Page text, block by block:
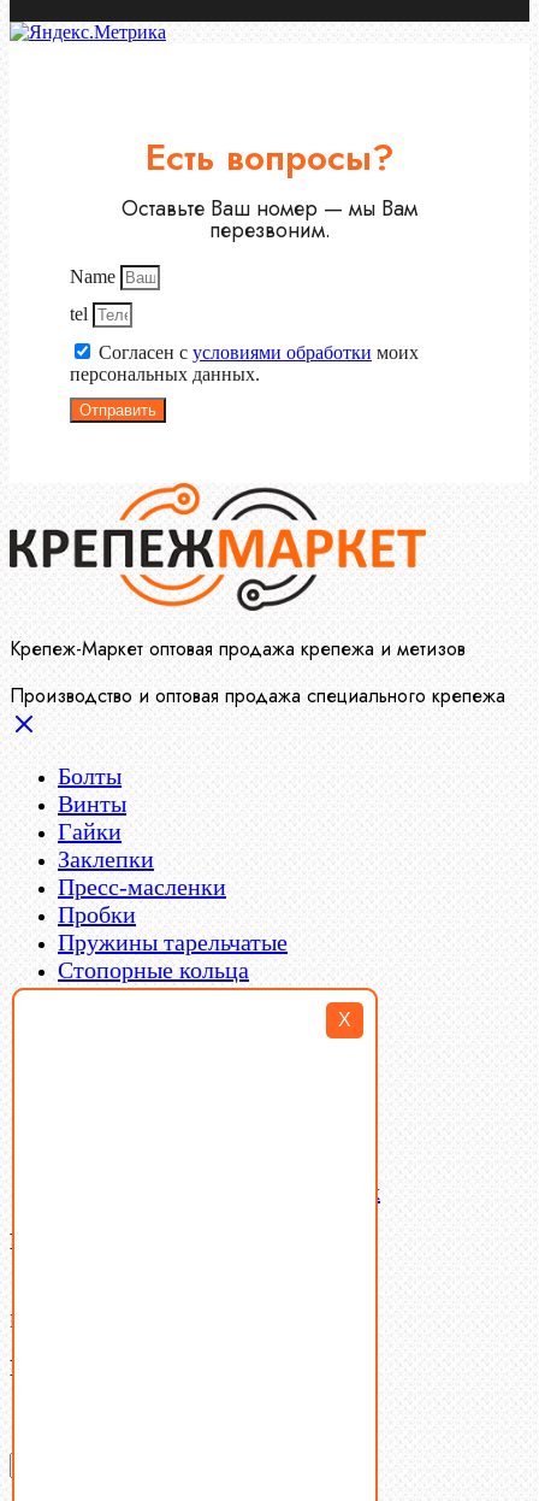
X
Есть вопросы?
Оставьте Ваш номер — мы Вам
перезвоним.
Name
tel
Согласен с условиями обработки моих
персональных данных.
Отправить
Крепеж-Маркет оптовая продажа крепежа и метизов
Производство и оптовая продажа специального крепежа
Болты
Винты
Гайки
Заклепки
Пресс-масленки
Пробки
Пружины тарельчатые
Стопорные кольца
Такелаж
Латунный и бронзовый крепеж
Ваша корзина
В корзине нет товаров.
Поиск